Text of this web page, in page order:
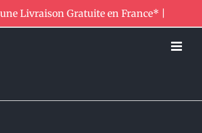
Livraison Gratuite en France* |